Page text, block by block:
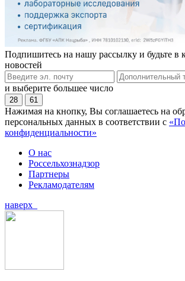
Подпишитесь на нашу рассылку и будьте в
новостей
и выберите большее число
28 61
Нажимая на кнопку, Вы соглашаетесь на
персональных данных в соответствии с
конфиденциальности»
О нас
Россельхознадзор
Партнеры
Рекламодателям
наверх